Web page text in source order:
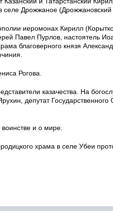
Дрожжаное (Дрожжановский
иеромонах Кирилл
Павел Пурлов, настоятель
благоверного князя
Рогова.
казачества. На
депутат Государственного
и о мире.
храма в селе Убеи